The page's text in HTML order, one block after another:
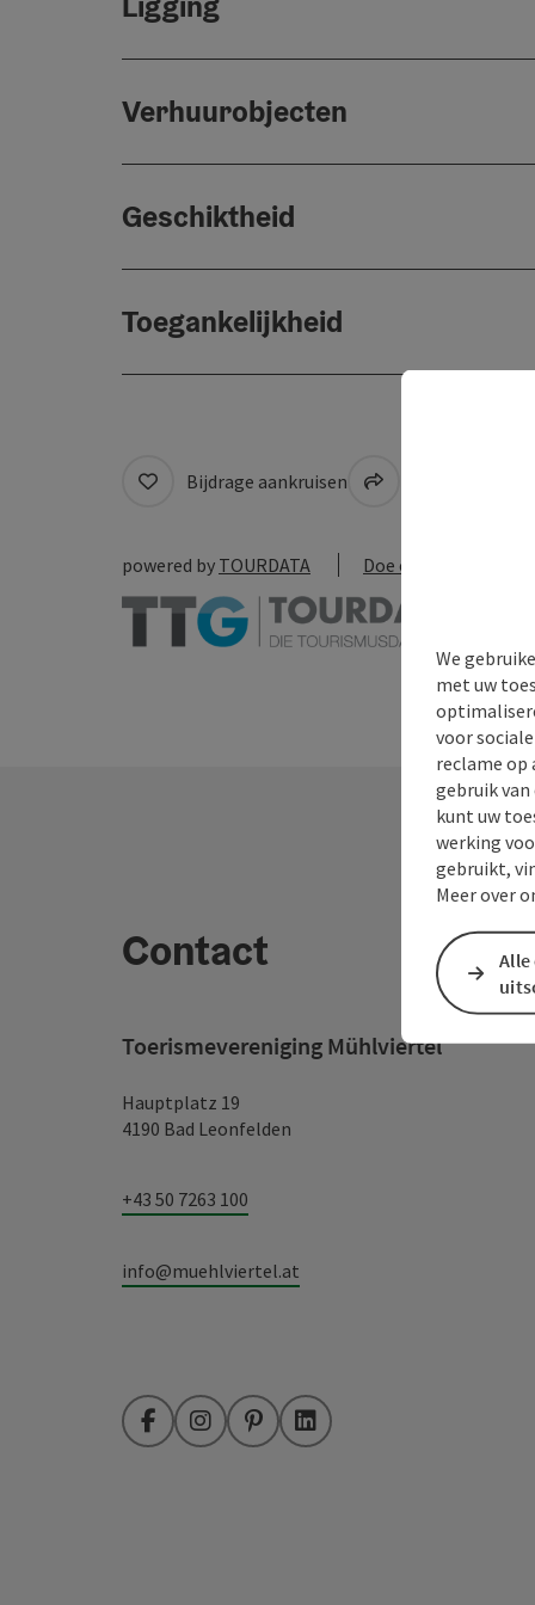
Verhuurobjecten
Geschiktheid
Toegankelijkheid
Bijdrage aankruisen
powered by TOURDATA Doe een suggestie
Contact
Toerismevereniging Mühlviertel
Hauptplatz 19
4190 Bad Leonfelden
+43 50 7263 100
info@muehlviertel.at
FacebookInstagramPinterestLinkedIn
We
met uw
voor
reclame op
gebruik
kunt uw
werking
gebruikt,
Meer over
Alle